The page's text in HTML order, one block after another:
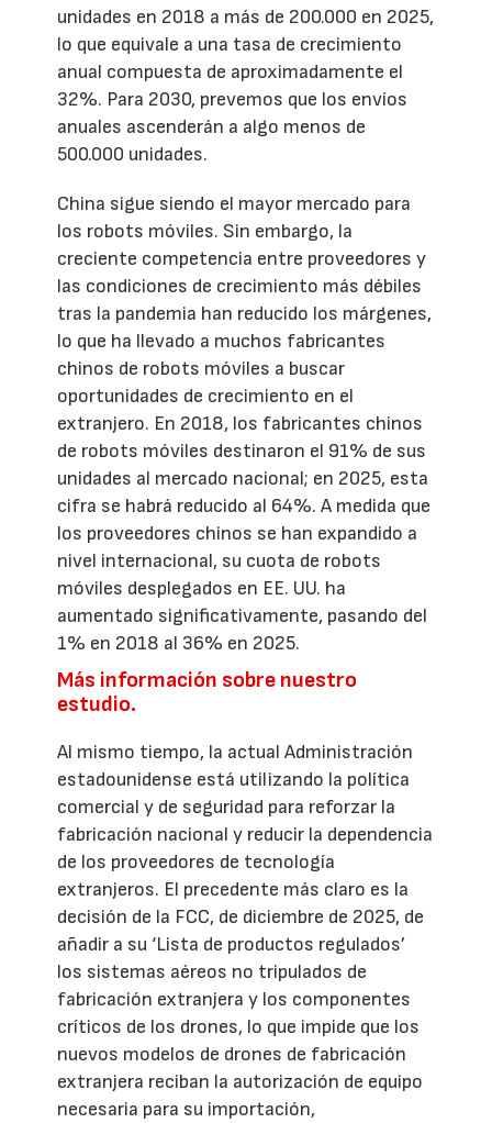
unidades en 2018 a más de 200.000 en 2025,
lo que equivale a una tasa de crecimiento
anual compuesta de aproximadamente el
32%. Para 2030, prevemos que los envíos
anuales ascenderán a algo menos de
500.000 unidades.
China sigue siendo el mayor mercado para
los robots móviles. Sin embargo, la
creciente competencia entre proveedores y
las condiciones de crecimiento más débiles
tras la pandemia han reducido los márgenes,
lo que ha llevado a muchos fabricantes
chinos de robots móviles a buscar
oportunidades de crecimiento en el
extranjero. En 2018, los fabricantes chinos
de robots móviles destinaron el 91% de sus
unidades al mercado nacional; en 2025, esta
cifra se habrá reducido al 64%. A medida que
los proveedores chinos se han expandido a
nivel internacional, su cuota de robots
móviles desplegados en EE. UU. ha
aumentado significativamente, pasando del
1% en 2018 al 36% en 2025.
Más información sobre nuestro
estudio.
Al mismo tiempo, la actual Administración
estadounidense está utilizando la política
comercial y de seguridad para reforzar la
fabricación nacional y reducir la dependencia
de los proveedores de tecnología
extranjeros. El precedente más claro es la
decisión de la FCC, de diciembre de 2025, de
añadir a su ‘Lista de productos regulados’
los sistemas aéreos no tripulados de
fabricación extranjera y los componentes
críticos de los drones, lo que impide que los
nuevos modelos de drones de fabricación
extranjera reciban la autorización de equipo
necesaria para su importación,